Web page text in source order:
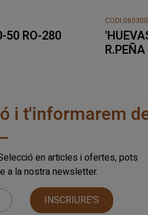
50 RO-280
CODI:060300
R.PEÑA
i t'informarem
en articles i ofertes, pots
a la nostra newsletter.
INSCRIURE'S